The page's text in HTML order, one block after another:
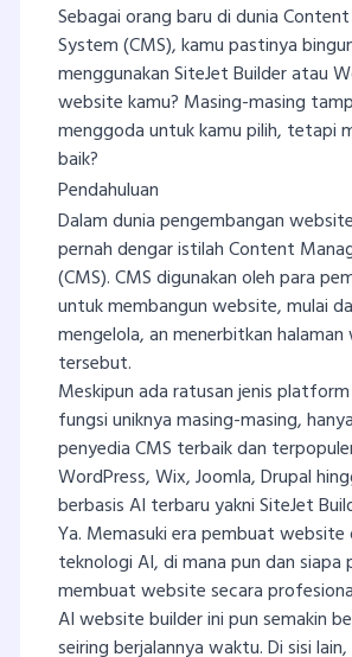
Sebagai orang baru di dunia
System (CMS), kamu pastinya
menggunakan SiteJet Builder atau
website kamu? Masing-masing
menggoda untuk kamu pilih, tetapi
baik?
Pendahuluan
Dalam dunia pengembangan
pernah dengar istilah Content
(CMS). CMS digunakan oleh para
untuk membangun website, mulai
mengelola, an menerbitkan
tersebut.
Meskipun ada ratusan jenis
fungsi uniknya masing-masing,
penyedia CMS terbaik dan
WordPress, Wix, Joomla, Drupal
berbasis AI terbaru yakni SiteJet
Ya. Memasuki era pembuat website
teknologi AI, di mana pun dan siapa
membuat website secara
AI website builder ini pun semakin
seiring berjalannya waktu. Di sisi